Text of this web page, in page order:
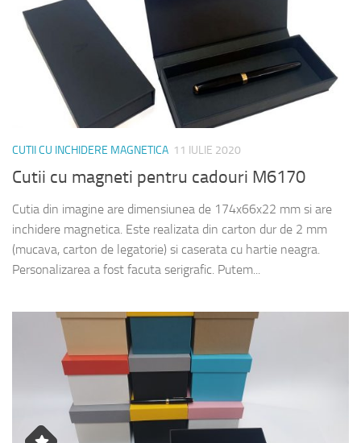
CUTII CU INCHIDERE MAGNETICA 11 IULIE 2020
Cutii cu magneti pentru cadouri M6170
Cutia din imagine are dimensiunea de 174x66x22 mm si are
inchidere magnetica. Este realizata din carton dur de 2 mm
(mucava, carton de legatorie) si caserata cu hartie neagra.
Personalizarea a fost facuta serigrafic. Putem...